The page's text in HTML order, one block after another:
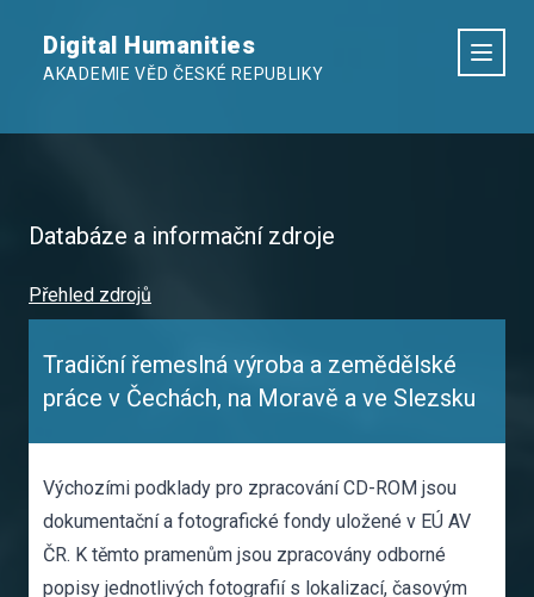
Digital Humanities
AKADEMIE VĚD ČESKÉ REPUBLIKY
Databáze a informační zdroje
Přehled zdrojů
Tradiční řemeslná výroba a zemědělské
práce v Čechách, na Moravě a ve Slezsku
Výchozími podklady pro zpracování CD-ROM jsou
dokumentační a fotografické fondy uložené v EÚ AV
ČR. K těmto pramenům jsou zpracovány odborné
popisy jednotlivých fotografií s lokalizací, časovým